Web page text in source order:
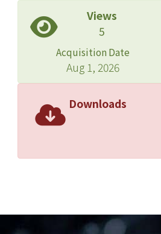
Views
5
Acquisition Date
Aug 1, 2026
Downloads